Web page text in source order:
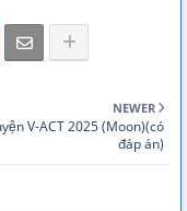
NEWER
V-ACT 2025 (Moon)(có
đáp án)